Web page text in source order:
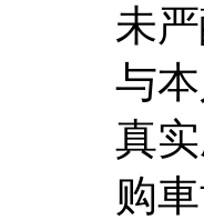
未
与
真
购